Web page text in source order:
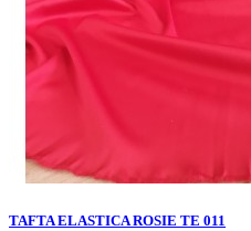
TAFTA ELASTICA ROSIE TE 011